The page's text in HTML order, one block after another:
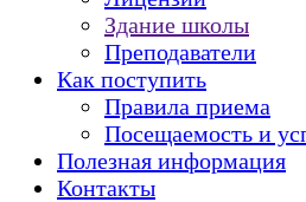
Здание школы
Преподаватели
Как поступить
Правила приема
Посещаемость и
Полезная информация
Контакты